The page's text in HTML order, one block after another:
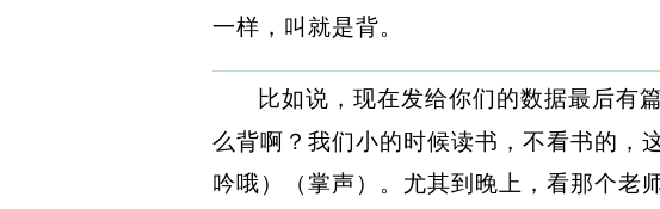
一样，叫就是背。
比如说，现在发给你们的数据最后有
么背啊？我们小的时候读书，不看书的，
吟哦）（掌声）。尤其到晚上，看那个老